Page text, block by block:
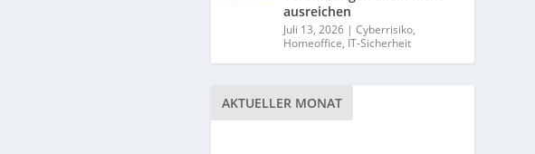
ausreichen
Juli 13, 2026 |Cyberrisiko,
Homeoffice, IT-Sicherheit
AKTUELLER MONAT